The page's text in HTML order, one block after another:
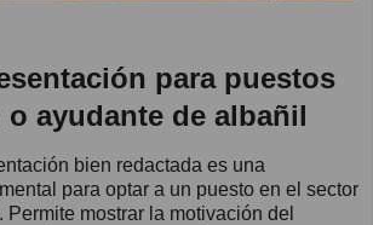
para puestos
o ayudante de albañil
bien redactada es una
para optar a un puesto en el sector
mostrar la motivación del